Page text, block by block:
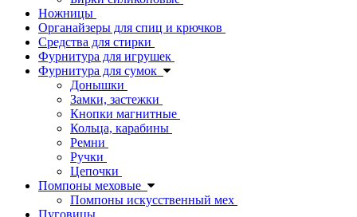
Ножницы
Органайзеры для спиц и крючков
Средства для стирки
Фурнитура для игрушек
Фурнитура для сумок
Донышки
Замки, застежки
Кнопки магнитные
Кольца, карабины
Ремни
Ручки
Цепочки
Помпоны меховые
Помпоны искусственный мех
Пуговицы